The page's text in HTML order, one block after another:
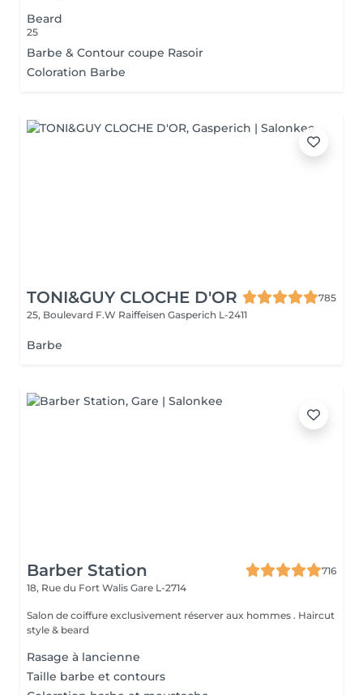
Beard
25
Barbe & Contour coupe Rasoir
Coloration Barbe
TONI&GUY CLOCHE D'OR
785
25, Boulevard F.W Raiffeisen Gasperich L-2411
Barbe
Barber Station
716
18, Rue du Fort Walis Gare L-2714
Salon de coiffure exclusivement réserver aux hommes . Haircut
style & beard
Rasage à lancienne
Taille barbe et contours